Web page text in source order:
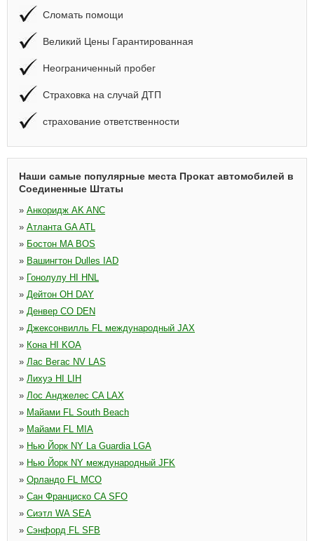
Сломать помощи
Великий Цены Гарантированная
Неограниченный пробег
Страховка на случай ДТП
страхование ответственности
Наши самые популярные места Прокат автомобилей в
Соединенные Штаты
» Анкоридж AK ANC
» Атланта GA ATL
» Бостон MA BOS
» Вашингтон Dulles IAD
» Гонолулу HI HNL
» Дейтон OH DAY
» Денвер CO DEN
» Джексонвилль FL международный JAX
» Кона HI KOA
» Лас Вегас NV LAS
» Лихуэ HI LIH
» Лос Анджелес CA LAX
» Майами FL South Beach
» Майами FL MIA
» Нью Йорк NY La Guardia LGA
» Нью Йорк NY международный JFK
» Орландо FL MCO
» Сан Франциско CA SFO
» Сиэтл WA SEA
» Сэнфорд FL SFB